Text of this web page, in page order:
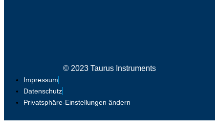
© 2023 Taurus Instruments
Impressum
Datenschutz
Privatsphäre-Einstellungen ändern